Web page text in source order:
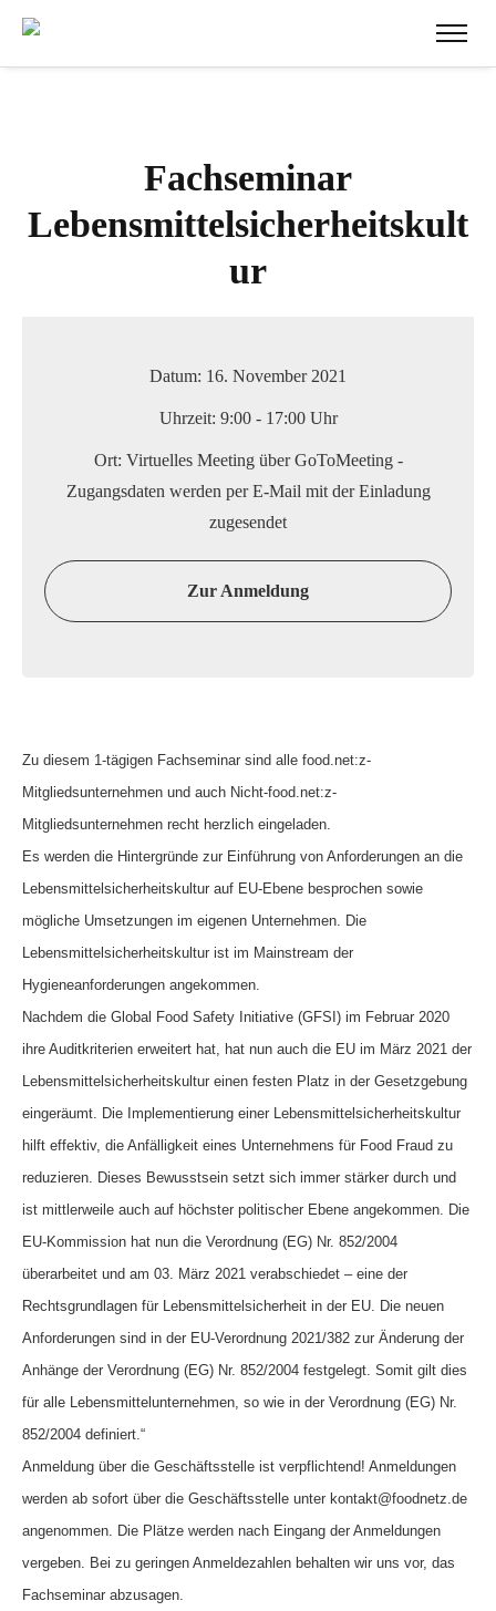
Fachseminar
Lebensmittelsicherheitskult
ur
Datum: 16. November 2021
Uhrzeit: 9:00 - 17:00 Uhr
Ort: Virtuelles Meeting über GoToMeeting -
Zugangsdaten werden per E-Mail mit der Einladung
zugesendet
Zur Anmeldung
Zu diesem 1-tägigen Fachseminar sind alle food.net:z-
Mitgliedsunternehmen und auch Nicht-food.net:z-
Mitgliedsunternehmen recht herzlich eingeladen.
Es werden die Hintergründe zur Einführung von Anforderungen an die
Lebensmittelsicherheitskultur auf EU-Ebene besprochen sowie
mögliche Umsetzungen im eigenen Unternehmen. Die
Lebensmittelsicherheitskultur ist im Mainstream der
Hygieneanforderungen angekommen.
Nachdem die Global Food Safety Initiative (GFSI) im Februar 2020
ihre Auditkriterien erweitert hat, hat nun auch die EU im März 2021 der
Lebensmittelsicherheitskultur einen festen Platz in der Gesetzgebung
eingeräumt. Die Implementierung einer Lebensmittelsicherheitskultur
hilft effektiv, die Anfälligkeit eines Unternehmens für Food Fraud zu
reduzieren. Dieses Bewusstsein setzt sich immer stärker durch und
ist mittlerweile auch auf höchster politischer Ebene angekommen. Die
EU-Kommission hat nun die Verordnung (EG) Nr. 852/2004
überarbeitet und am 03. März 2021 verabschiedet – eine der
Rechtsgrundlagen für Lebensmittelsicherheit in der EU. Die neuen
Anforderungen sind in der EU-Verordnung 2021/382 zur Änderung der
Anhänge der Verordnung (EG) Nr. 852/2004 festgelegt. Somit gilt dies
für alle Lebensmittelunternehmen, so wie in der Verordnung (EG) Nr.
852/2004 definiert.“
Anmeldung über die Geschäftsstelle ist verpflichtend! Anmeldungen
werden ab sofort über die Geschäftsstelle unter kontakt@foodnetz.de
angenommen. Die Plätze werden nach Eingang der Anmeldungen
vergeben. Bei zu geringen Anmeldezahlen behalten wir uns vor, das
Fachseminar abzusagen.